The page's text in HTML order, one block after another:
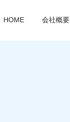
HOME 会社概要